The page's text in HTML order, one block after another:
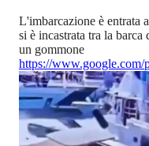
L'imbarcazione è entrata
si è incastrata tra la
un gommone
https://www.google.com/